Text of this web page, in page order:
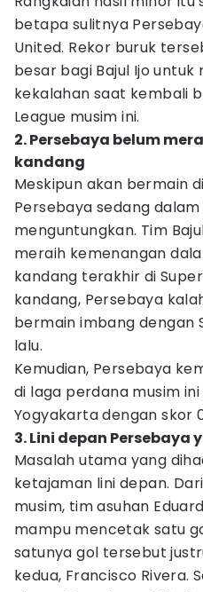
betapa sulitnya
United. Rekor buruk
besar bagi Bajul Ijo
kekalahan saat kembali
League musim ini.
2. Persebaya belum
kandang
Meskipun akan bermain
Persebaya sedang
menguntungkan. Tim
meraih kemenangan
kandang terakhir di
kandang, Persebaya
bermain imbang dengan
lalu.
Kemudian, Persebaya
di laga perdana musim
Yogyakarta dengan skor
3. Lini depan Persebaya
Masalah utama yang
ketajaman lini depan.
musim, tim asuhan
mampu mencetak satu
satunya gol tersebut
kedua, Francisco Rivera.